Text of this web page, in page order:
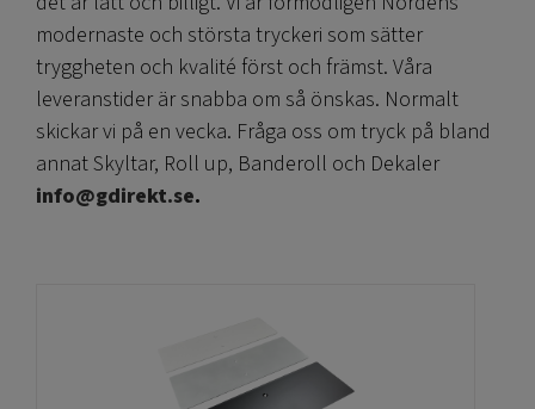
modernaste och största tryckeri som sätter
tryggheten och kvalité först och främst. Våra
leveranstider är snabba om så önskas. Normalt
skickar vi på en vecka. Fråga oss om tryck på bland
annat Skyltar, Roll up, Banderoll och Dekaler
info@gdirekt.se.